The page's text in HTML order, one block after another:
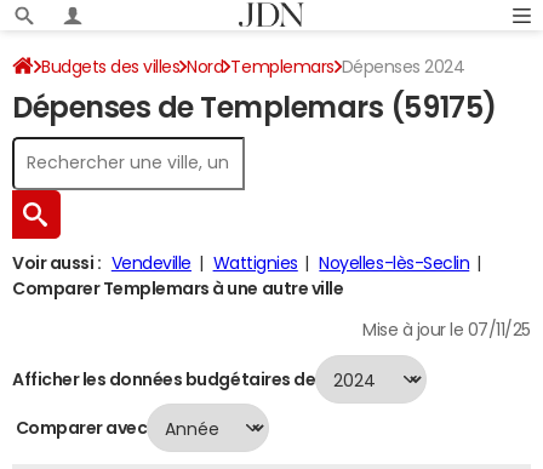
Budgets des villes Nord Templemars Dépenses 2024
Dépenses de Templemars (59175)
Voir aussi : Vendeville Wattignies
Noyelles-lès-Seclin
Comparer Templemars à une autre ville
Mise à jour le 07/11/25
Afficher les données budgétaires de
Comparer avec